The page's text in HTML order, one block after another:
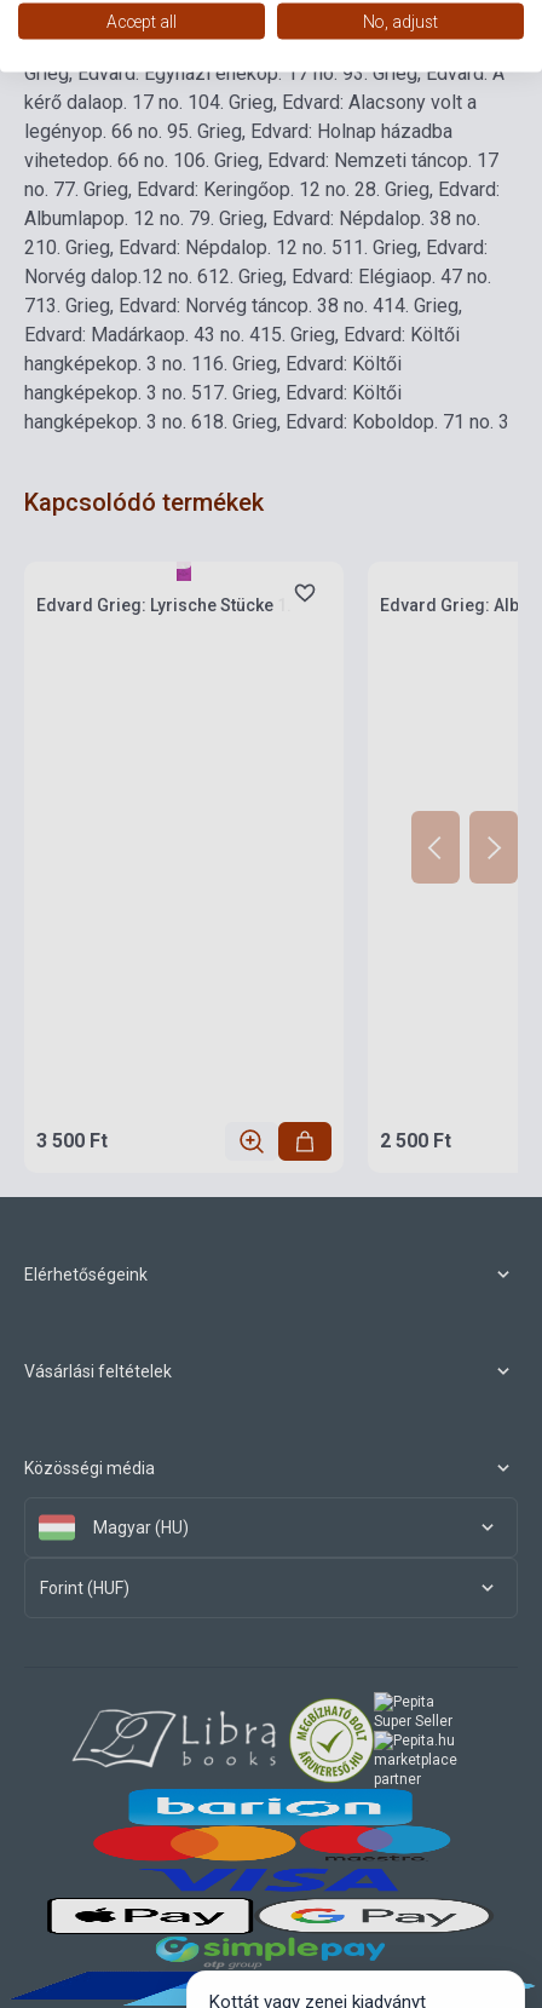
Tartalomjegyzék1. Grieg, Edvard: Nászdalop. 17 no. 62.
Grieg, Edvard: Egyházi énekop. 17 no. 93. Grieg, Edvard: A
kérő dalaop. 17 no. 104. Grieg, Edvard: Alacsony volt a
legényop. 66 no. 95. Grieg, Edvard: Holnap házadba
vihetedop. 66 no. 106. Grieg, Edvard: Nemzeti táncop. 17
no. 77. Grieg, Edvard: Keringőop. 12 no. 28. Grieg, Edvard:
Albumlapop. 12 no. 79. Grieg, Edvard: Népdalop. 38 no.
210. Grieg, Edvard: Népdalop. 12 no. 511. Grieg, Edvard:
Norvég dalop.12 no. 612. Grieg, Edvard: Elégiaop. 47 no.
713. Grieg, Edvard: Norvég táncop. 38 no. 414. Grieg,
Edvard: Madárkaop. 43 no. 415. Grieg, Edvard: Költői
hangképekop. 3 no. 1 16. Grieg, Edvard: Költői
hangképekop. 3 no. 517. Grieg, Edvard: Költői
hangképekop. 3 no. 618. Grieg, Edvard: Koboldop. 71 no. 3
Kapcsolódó termékek
Edvard Grieg: Lyrische Stücke 1.
3 500 Ft
Edvard Grieg:
2 500 Ft
Elérhetőségeink
Vásárlási feltételek
Közösségi média
Magyar (HU)
Forint (HUF)
marketplace
partner
Accept all No, adjust
Kottát vagy zenei kiadványt